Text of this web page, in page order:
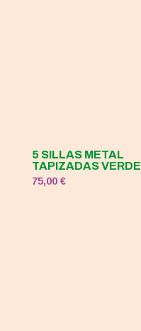
5 SILLAS METAL
TAPIZADAS VERDE
75,00 €